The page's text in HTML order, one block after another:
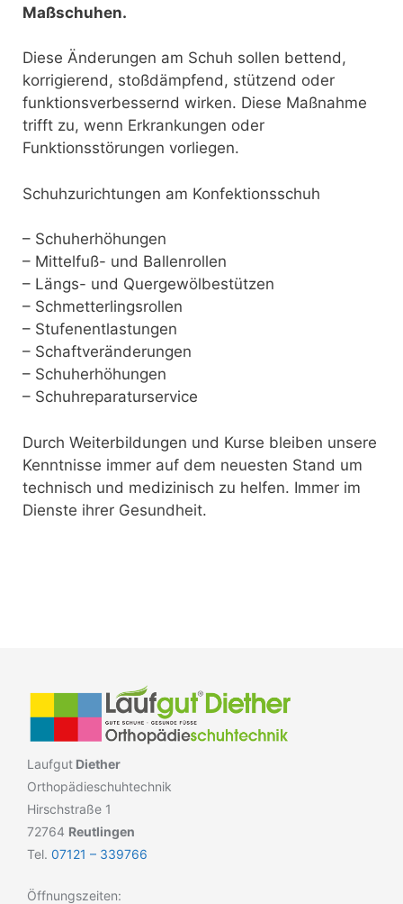
Maßschuhen.
Diese Änderungen am Schuh sollen bettend,
korrigierend, stoßdämpfend, stützend oder
funktionsverbessernd wirken. Diese Maßnahme
trifft zu, wenn Erkrankungen oder
Funktionsstörungen vorliegen.
Schuhzurichtungen am Konfektionsschuh
– Schuherhöhungen
– Mittelfuß- und Ballenrollen
– Längs- und Quergewölbestützen
– Schmetterlingsrollen
– Stufenentlastungen
– Schaftveränderungen
– Schuherhöhungen
– Schuhreparaturservice
Durch Weiterbildungen und Kurse bleiben unsere
Kenntnisse immer auf dem neuesten Stand um
technisch und medizinisch zu helfen. Immer im
Dienste ihrer Gesundheit.
Laufgut Diether
Orthopädieschuhtechnik
Hirschstraße 1
72764 Reutlingen
Tel. 07121 – 339766
Öffnungszeiten: